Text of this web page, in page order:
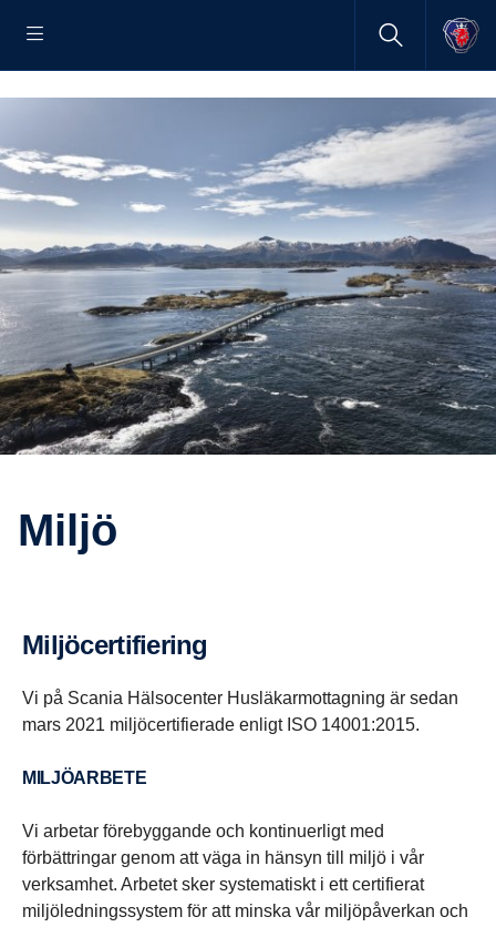
Miljö
Miljöcertifiering
Vi på Scania Hälsocenter Husläkarmottagning är sedan
mars 2021 miljöcertifierade enligt ISO 14001:2015.
MILJÖARBETE
Vi arbetar förebyggande och kontinuerligt med
förbättringar genom att väga in hänsyn till miljö i vår
verksamhet. Arbetet sker systematiskt i ett certifierat
miljöledningssystem för att minska vår miljöpåverkan och